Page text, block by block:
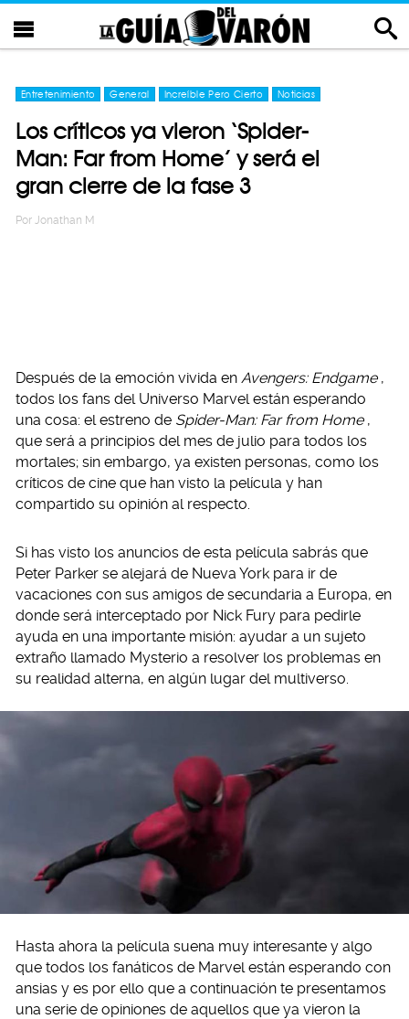
Entretenimiento General Increíble Pero Cierto Noticias
Los críticos ya vieron ‘Spider-
Man: Far from Home’ y será el
gran cierre de la fase 3
Por Jonathan M
Después de la emoción vivida en Avengers: Endgame ,
todos los fans del Universo Marvel están esperando
una cosa: el estreno de Spider-Man: Far from Home ,
que será a principios del mes de julio para todos los
mortales; sin embargo, ya existen personas, como los
críticos de cine que han visto la película y han
compartido su opinión al respecto.
Si has visto los anuncios de esta película sabrás que
Peter Parker se alejará de Nueva York para ir de
vacaciones con sus amigos de secundaria a Europa, en
donde será interceptado por Nick Fury para pedirle
ayuda en una importante misión: ayudar a un sujeto
extraño llamado Mysterio a resolver los problemas en
su realidad alterna, en algún lugar del multiverso.
Hasta ahora la película suena muy interesante y algo
que todos los fanáticos de Marvel están esperando con
ansias y es por ello que a continuación te presentamos
una serie de opiniones de aquellos que ya vieron la